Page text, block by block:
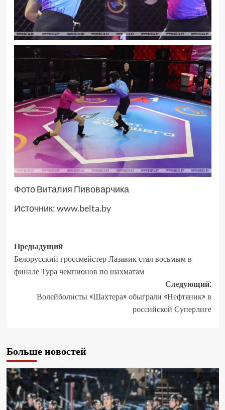
Фото Виталия Пивоварчика
Источник:www.belta.by
Предыдущий
Белорусский гроссмейстер Лазавик стал восьмым в
финале Тура чемпионов по шахматам
Следующий:
Волейболисты «Шахтера» обыграли «Нефтяник» в
российской Суперлиге
Больше новостей